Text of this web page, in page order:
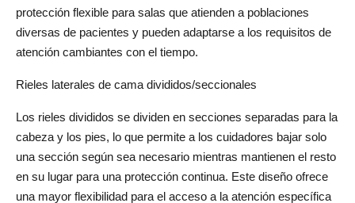
protección flexible para salas que atienden a poblaciones
diversas de pacientes y pueden adaptarse a los requisitos de
atención cambiantes con el tiempo.
Rieles laterales de cama divididos/seccionales
Los rieles divididos se dividen en secciones separadas para la
cabeza y los pies, lo que permite a los cuidadores bajar solo
una sección según sea necesario mientras mantienen el resto
en su lugar para una protección continua. Este diseño ofrece
una mayor flexibilidad para el acceso a la atención específica